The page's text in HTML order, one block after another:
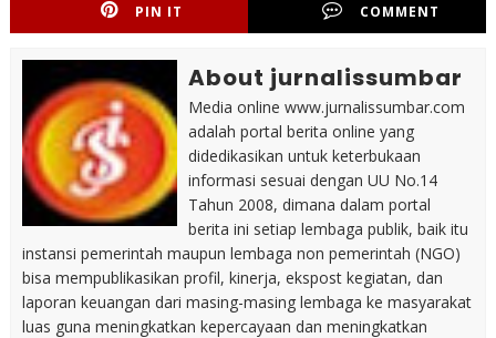
PIN IT COMMENT
About jurnalissumbar
Media online www.jurnalissumbar.com
adalah portal berita online yang
didedikasikan untuk keterbukaan
informasi sesuai dengan UU No.14
Tahun 2008, dimana dalam portal
berita ini setiap lembaga publik, baik itu
instansi pemerintah maupun lembaga non pemerintah (NGO)
bisa mempublikasikan profil, kinerja, ekspost kegiatan, dan
laporan keuangan dari masing-masing lembaga ke masyarakat
luas guna meningkatkan kepercayaan dan meningkatkan